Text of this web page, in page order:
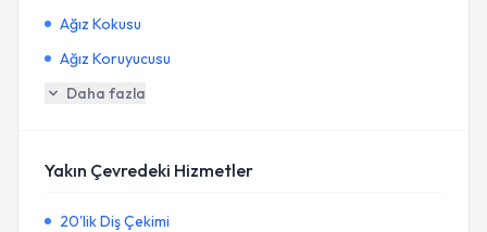
Ağız Kokusu
Ağız Koruyucusu
Daha fazla
Yakın Çevredeki Hizmetler
20'lik Diş Çekimi